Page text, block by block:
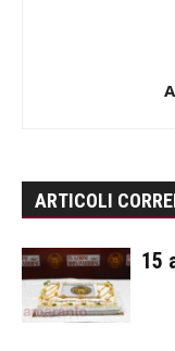
ARTICOLI
15